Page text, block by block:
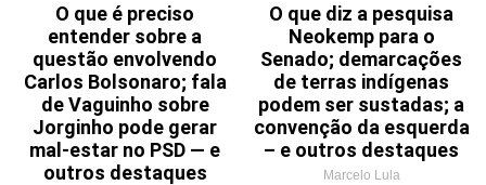
O que é preciso
entender sobre a
questão envolvendo
Carlos Bolsonaro; fala
de Vaguinho sobre
Jorginho pode gerar
mal-estar no PSD — e
outros destaques
O que diz a pesquisa
Neokemp para o
Senado; demarcações
de terras indígenas
podem ser sustadas; a
convenção da esquerda
– e outros destaques
Marcelo Lula